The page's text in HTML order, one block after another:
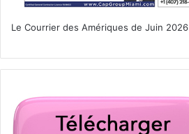
Le Courrier des Amériques de Juin 2026